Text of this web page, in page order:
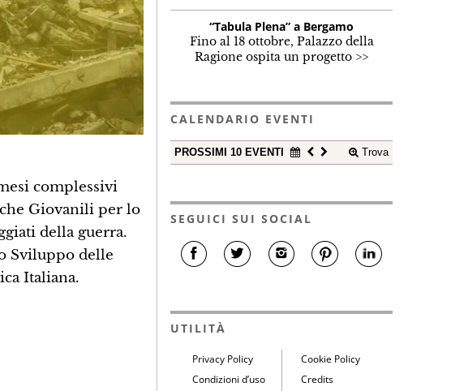
complessivi
Giovanili per lo
della guerra.
Sviluppo delle
Italiana.
“Tabula Plena” a Bergamo
Fino al 18 ottobre, Palazzo della
Ragione ospita un progetto >>
CALENDARIO EVENTI
PROSSIMI 10 EVENTI Trova
SEGUICI SUI SOCIAL
UTILITÀ
Privacy Policy
Cookie Policy
Condizioni d’uso
Credits